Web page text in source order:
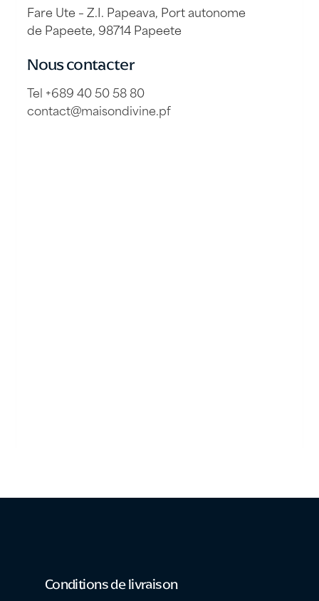
Fare Ute – Z.I. Papeava, Port autonome
de Papeete, 98714 Papeete
Nous contacter
Tel +689 40 50 58 80
contact@maisondivine.pf
Conditions de livraison